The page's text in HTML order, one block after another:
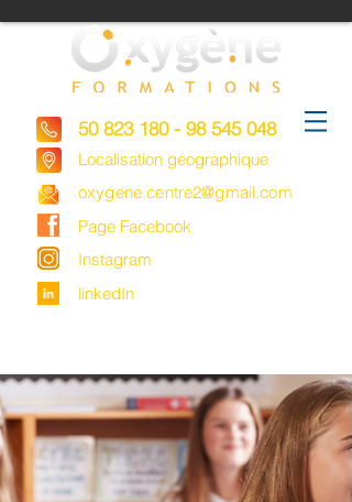
50 823 180 - 98 545 048
Localisation géographique
oxygene.centre2@gmail.com
Page Facebook
Instagram
linkedIn